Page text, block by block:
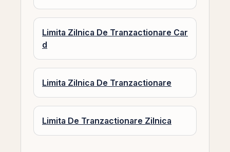
Limita Zilnica De Tranzactionare Car
d
Limita Zilnica De Tranzactionare
Limita De Tranzactionare Zilnica